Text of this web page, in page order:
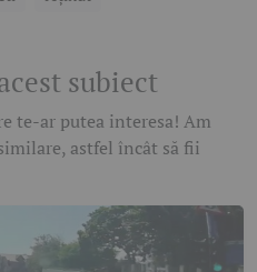
subiect
te-ar putea interesa! Am
astfel încât să fii